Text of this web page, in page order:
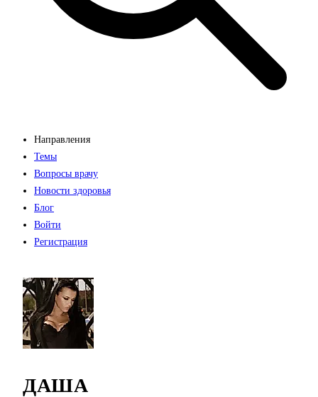
Направления
Темы
Вопросы врачу
Новости здоровья
Блог
Войти
Регистрация
ДАША